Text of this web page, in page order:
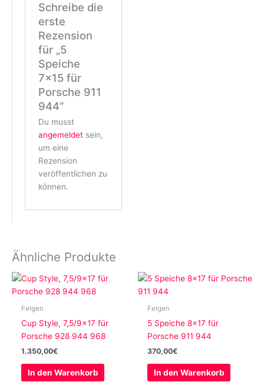
Schreibe die
erste
Rezension
für „5
Speiche
7×15 für
Porsche 911
944“
Du musst
angemeldet sein,
um eine
Rezension
veröffentlichen zu
können.
Ähnliche Produkte
Felgen
Cup Style, 7,5/9×17 für
Porsche 928 944 968
1.350,00€
In den Warenkorb
Felgen
5 Speiche 8×17 für
Porsche 911 944
370,00€
In den Warenkorb